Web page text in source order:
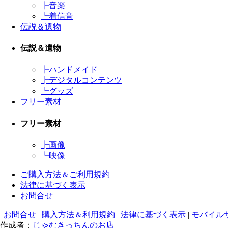
┣音楽
┗着信音
伝説＆遺物
伝説＆遺物
┣ハンドメイド
┣デジタルコンテンツ
┗グッズ
フリー素材
フリー素材
┣画像
┗映像
ご購入方法＆ご利用規約
法律に基づく表示
お問合せ
| お問合せ | 購入方法＆利用規約 | 法律に基づく表示 | モバイル
作成者： じゃむきっちんのお店